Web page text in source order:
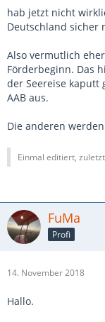
hab jetzt nicht
Deutschland sicher
Also vermutlich
Förderbeginn. Das
der Seereise kaputt
AAB aus.
Die anderen
Einmal editiert,
FuMa
Profi
14. November 2018
Hallo.